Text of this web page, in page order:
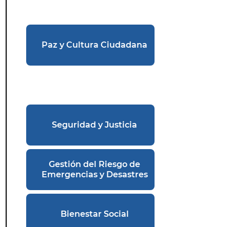
Paz y Cultura Ciudadana
Seguridad y Justicia
Gestión del Riesgo de
Emergencias y Desastres
Bienestar Social